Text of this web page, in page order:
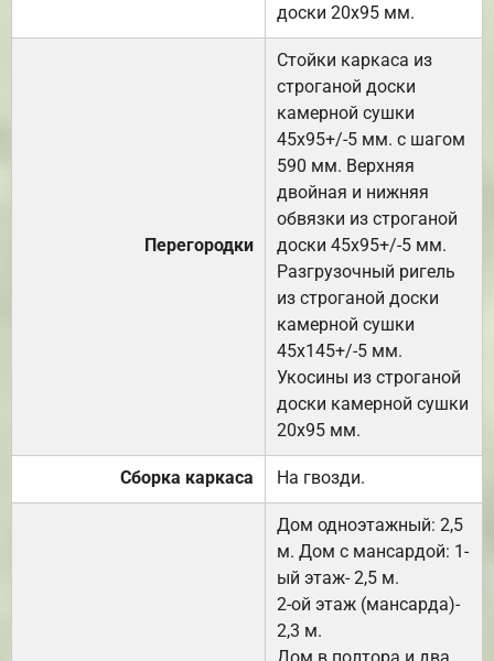
доски 20х95 мм.
Перегородки
Стойки каркаса из
строганой доски
камерной сушки
45х95+/-5 мм. с шагом
590 мм. Верхняя
двойная и нижняя
обвязки из строганой
доски 45х95+/-5 мм.
Разгрузочный ригель
из строганой доски
камерной сушки
45х145+/-5 мм.
Укосины из строганой
доски камерной сушки
20х95 мм.
Сборка каркаса На гвозди.
Дом одноэтажный: 2,5
м. Дом с мансардой: 1-
ый этаж- 2,5 м.
2-ой этаж (мансарда)-
2,3 м.
Дом в полтора и два